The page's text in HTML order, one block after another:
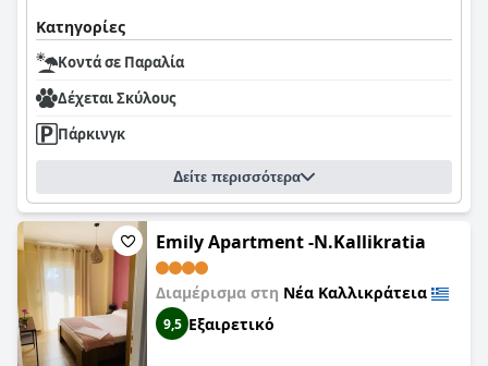
Κατηγορίες
Κοντά σε Παραλία
Δέχεται Σκύλους
Πάρκινγκ
Δείτε περισσότερα
Emily Apartment -N.Kallikratia
Διαμέρισμα στη Νέα Καλλικράτεια
9,5 Εξαιρετικό